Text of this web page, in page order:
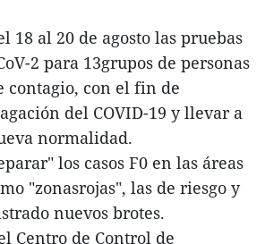
18 al 20 de agosto las pruebas
2 para 13grupos de personas
contagio, con el fin de
del COVID-19 y llevar a
normalidad.
los casos F0 en las áreas
"zonasrojas", las de riesgo y
nuevos brotes.
Centro de Control de